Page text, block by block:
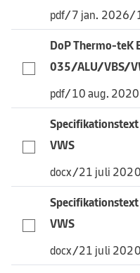
pdf/7 jan. 2026/
DoP Thermo-teK
035/ALU/VBS/
pdf/10 aug. 2020
VWS
docx/21 juli 2020
VWS
docx/21 juli 2020